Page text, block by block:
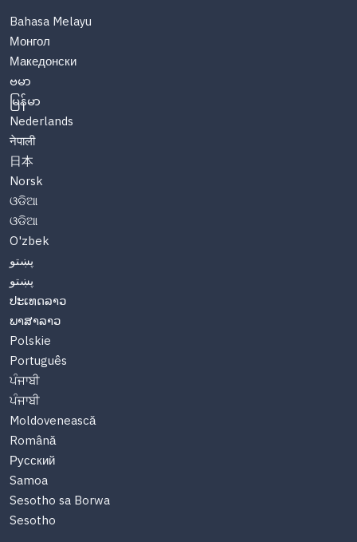
Bahasa Melayu
Монгол
Македонски
ဗမာ
မြန်မာ
Nederlands
नेपाली
日本
Norsk
ଓଡିଆ
ଓଡିଆ
O'zbek
پښتو
پښتو
ປະເທດລາວ
ພາສາລາວ
Polskie
Português
ਪੰਜਾਬੀ
ਪੰਜਾਬੀ
Moldovenească
Română
Русский
Samoa
Sesotho sa Borwa
Sesotho